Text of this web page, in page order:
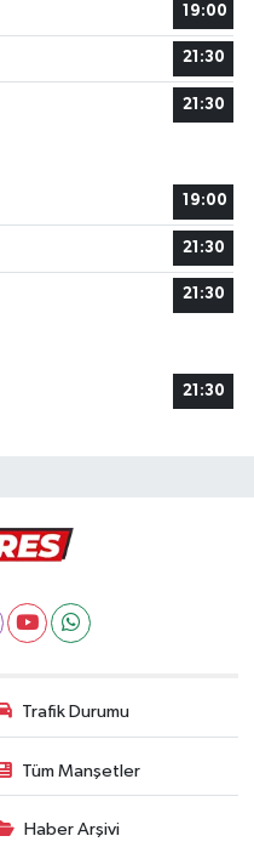
19:00
21:30
21:30
19:00
21:30
21:30
21:30
Trafik Durumu
Tüm Manşetler
Haber Arşivi